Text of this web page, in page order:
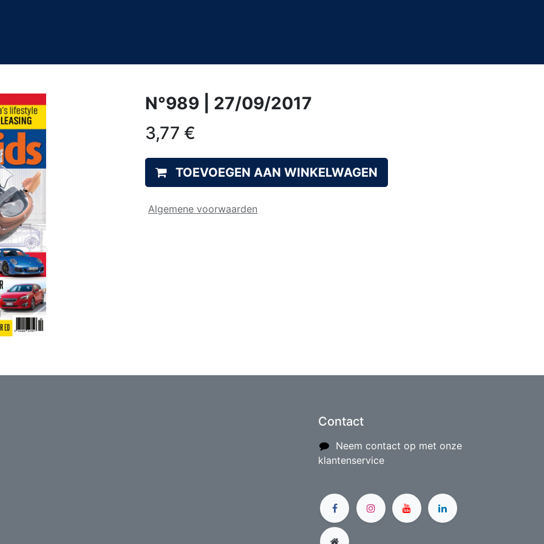
N°989 | 27/09/2017
3,77 €
TOEVOEGEN AAN WINKELWAGEN
Algemene voorwaarden
Contact
Neem contact op met onze
klantenservice